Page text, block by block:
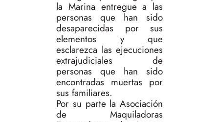
la Marina entregue a las
personas que han sido
desaparecidas por sus
elementos y que
esclarezca las ejecuciones
extrajudiciales de
personas que han sido
encontradas muertas por
sus familiares.
Por su parte la Asociación
de Maquiladoras